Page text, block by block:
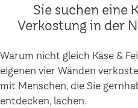
Sie suchen eine
Verkostung in der
Warum nicht gleich Käse &
eigenen vier Wänden
mit Menschen, die Sie
entdecken, lachen.